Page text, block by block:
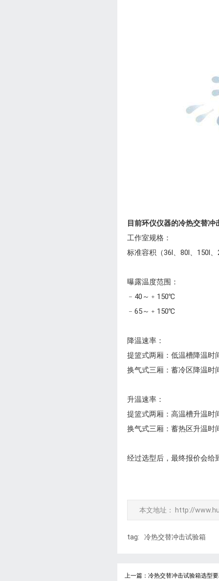
目前环仪仪器的冷热交替
工作室规格：
标准容积（36l、80l、150l
曝露温度范围：
﹣40～﹢150℃
﹣65～﹢150℃
降温速率：
提篮式两厢：低温槽降温
换气式三厢：蓄冷区降温
升温速率：
提篮式两厢：高温槽升温
换气式三厢：蓄热区升温
经过选型后，最终报价会给
本文地址： http://
tag: 冷热交替冲击试验箱
上一篇：冷热交替冲击试验箱选型